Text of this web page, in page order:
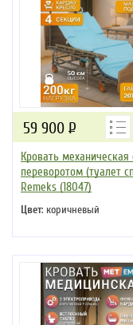
Кровать механическая
переворотом (туалет
Remeks (18047)
Цвет: коричневый
59 900 Р